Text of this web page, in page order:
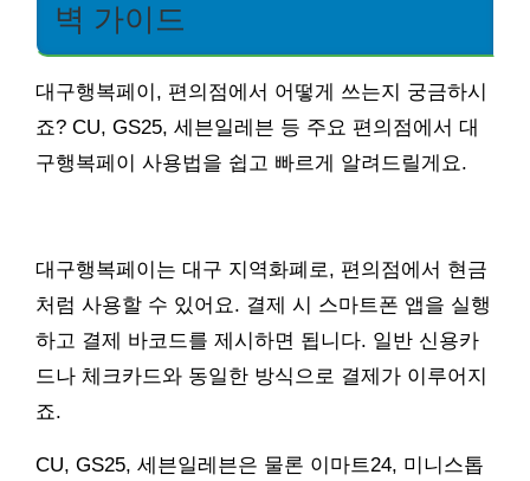
벽 가이드
대구행복페이, 편의점에서 어떻게 쓰는지 궁금하시
죠? CU, GS25, 세븐일레븐 등 주요 편의점에서 대
구행복페이 사용법을 쉽고 빠르게 알려드릴게요.
대구행복페이는 대구 지역화폐로, 편의점에서 현금
처럼 사용할 수 있어요. 결제 시 스마트폰 앱을 실행
하고 결제 바코드를 제시하면 됩니다. 일반 신용카
드나 체크카드와 동일한 방식으로 결제가 이루어지
죠.
CU, GS25, 세븐일레븐은 물론 이마트24, 미니스톱